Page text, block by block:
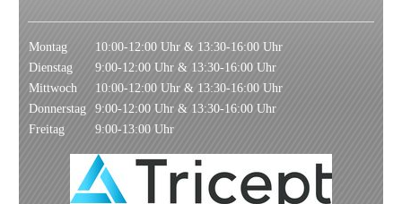
Montag
10:00-12:00 Uhr & 13:30-16:00 Uhr
Dienstag
9:00-12:00 Uhr & 13:30-16:00 Uhr
Mittwoch
10:00-12:00 Uhr & 13:30-16:00 Uhr
Donnerstag
9:00-12:00 Uhr & 13:30-16:00 Uhr
Freitag
9:00-13:00 Uhr